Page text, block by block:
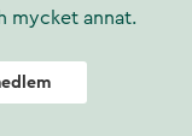
mycket annat.